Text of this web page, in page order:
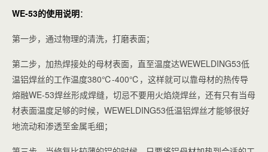
WE-53的使用说明：
第一步，通过物理的清洗，打磨表面；
第二步，加热焊接处的母材表面，直至温度达WEWELDING53低
温铝焊丝的工作温度380℃-400℃，这样就可以靠母材的热传导
熔融WE-53焊丝形成焊缝，切忌不要用火焰烧焊丝，还有只有当母
材表面温度足够的时候，WEWELDING53低温铝焊丝才能够很好
地流动和渗透至金属毛细；